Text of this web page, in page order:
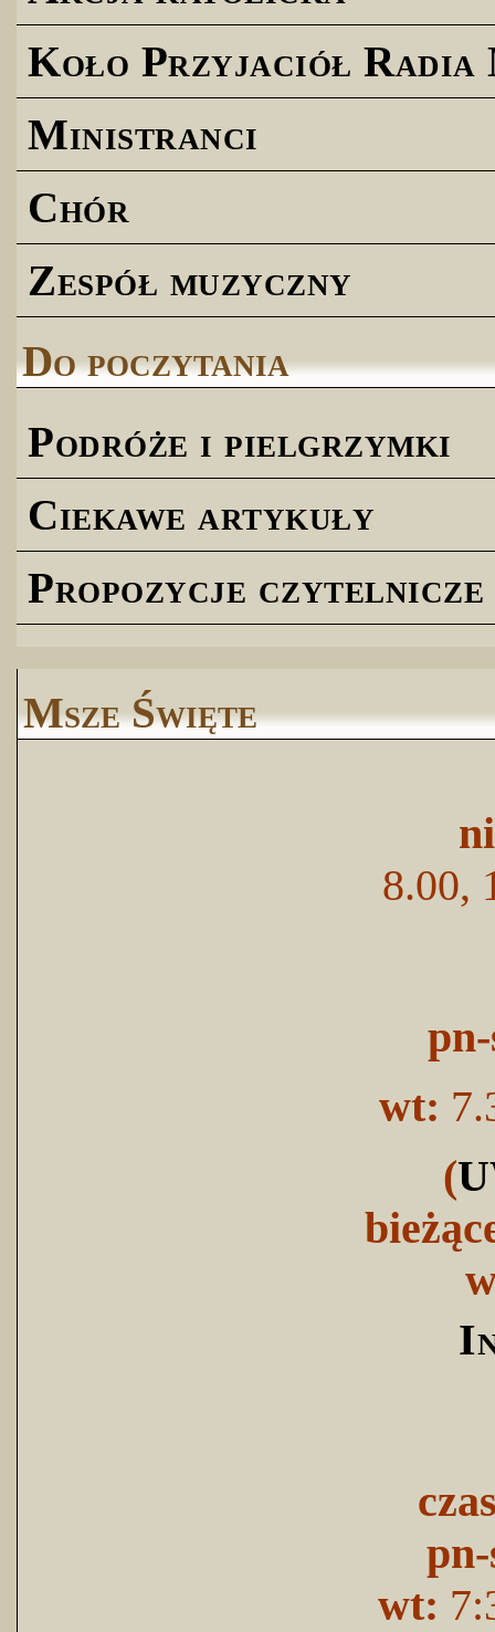
Koło Przyjaciół
Ministranci
Chór
Zespół muzyczny
Do poczytania
Podróże i pielgrzymki
Ciekawe artykuły
Propozycje czytelnicze
Msze Święte
8.00,
wt:
(
wt: